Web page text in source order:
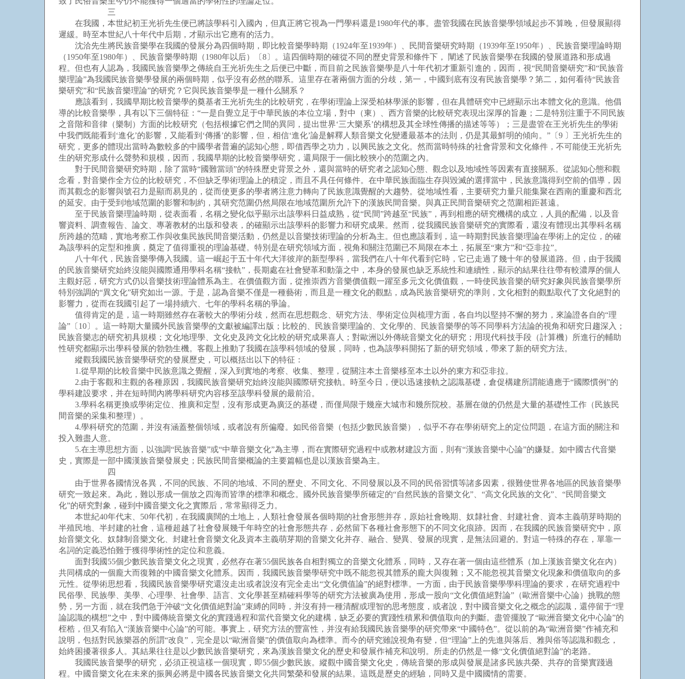
三
在我國，本世紀初王光祈先生便已將該學科引入國內，但真正將它視為一門學科還是1980年代的事。盡管我國在民族音樂學領域起步不算晚，但發展顯得
遲緩。時至本世紀八十年代中后期，才顯示出它應有的活力。
沈洽先生將民族音樂學在我國的發展分為四個時期，即比較音樂學時期（1924年至1939年）、民間音樂研究時期（1939年至1950年）、民族音樂理論時期
（1950年至1980年）、民族音樂學時期（1980年以后）〔8〕。這四個時期的確從不同的歷史背景和條件下， 闡述了民族音樂學在我國的發展道路和形成過
程。但也有人認為，我國民族音樂學之傳統自王光祈先生之后便已中斷，而目前之民族音樂學是八十年代初才重新引進的，因而，視“民間音樂研究”和“民族音
樂理論”為我國民族音樂學發展的兩個時期，似乎沒有必然的聯系。這里存在著兩個方面的分歧，第一，中國到底有沒有民族音樂學？第二，如何看待“民族音
樂研究”和“民族音樂理論”的研究？它與民族音樂學是一種什么關系？
應該看到，我國早期比較音樂學的奠基者王光祈先生的比較研究，在學術理論上深受柏林學派的影響，但在具體研究中已經顯示出本體文化的意識。他倡
導的比較音樂學，具有以下三個特征：“一是自覺立足于中華民族的本位立場，對中（東）、西方音樂的比較研究表現出深厚的旨趣；二是特別注重于不同民族
之音階和音律（樂制）方面的比較研究（包括根據它們之間的異同，提出世界‘三大樂系’的構想及其全球性傳播的描述等等）；三是盡管在王光祈先生的學術
中我們既能看到‘進化’的影響，又能看到‘傳播’的影響，但，相信‘進化’論是解釋人類音樂文化變遷最基本的法則，仍是其最鮮明的傾向。”〔9 〕王光祈先生的
研究，更多的體現出當時為數較多的中國學者普遍的認知心態，即借西學之功力，以興民族之文化。然而當時特殊的社會背景和文化條件，不可能使王光祈先
生的研究形成什么聲勢和規模，因而，我國早期的比較音樂學研究，還局限于一個比較狹小的范圍之內。
對于民間音樂研究時期，除了當時“國難當頭”的特殊歷史背景之外，還與當時的研究者之認知心態、觀念以及地域性等因素有直接關系。從認知心態和觀
念看，對音樂作全方位的比較研究，不但缺乏學術理論上的積淀，而且不具任何條件。在中華民族面臨生存與毀滅的選擇當中，民族意識得到空前的倡導，因
而其觀念的影響與號召力是顯而易見的，從而使更多的學者將注意力轉向了民族意識覺醒的大趨勢。從地域性看，主要研究力量只能集聚在西南的重慶和西北
的延安。由于受到地域范圍的影響和制約，其研究范圍仍然局限在地域范圍所允許下的漢族民間音樂。與真正民間音樂研究之范圍相距甚遠。
至于民族音樂理論時期，從表面看，名稱之變化似乎顯示出該學科日益成熟，從“民間”跨越至“民族”，再到相應的研究機構的成立，人員的配備，以及音
響資料、調查報告、論文、專著教材的出版和發表，的確顯示出該學科的影響力和研究成果。然而，從我國民族音樂研究的實際看，還沒有體現出其學科名稱
所跨越的范疇，實地考察工作與收集民族民間音樂活動，仍然是以音樂技術理論的分析為主。但也應該看到，這一時期對民族音樂理論在學術上的定位，的確
為該學科的定型和推廣，奠定了值得重視的理論基礎。特別是在研究領域方面，視角和關注范圍已不局限在本土，拓展至“東方”和“亞非拉”。
八十年代，民族音樂學傳入我國。這一崛起于五十年代大洋彼岸的新型學科，當我們在八十年代看到它時，它已走過了幾十年的發展道路。但，由于我國
的民族音樂研究始終沒能與國際通用學科名稱“接軌”，長期處在社會變革和動蕩之中，本身的發展也缺乏系統性和連續性，顯示的結果往往帶有較濃厚的個人
主觀好惡，研究方式仍以音樂技術理論體系為主。在價值觀方面，從推崇西方音樂價值觀一躍至多元文化價值觀，一時使民族音樂的研究好象與民族音樂學所
特別強調的“異文化”研究如出一源。于是，認為音樂不僅是一種藝術，而且是一種文化的觀點，成為民族音樂研究的準則，文化相對的觀點取代了文化絕對的
影響力，從而在我國引起了一場持續六、七年的學科名稱的爭論。
值得肯定的是，這一時期雖然存在著較大的學術分歧，然而在思想觀念、研究方法、學術定位與梳理方面，各自均以堅持不懈的努力，來論證各自的“理
論”〔10〕。這一時期大量國外民族音樂學的文獻被編譯出版；比較的、民族音樂理論的、文化學的、民族音樂學的等不同學科方法論的視角和研究日趨深入；
民族音樂志的研究初具規模；文化地理學、文化史及跨文化比較的研究成果喜人；對歐洲以外傳統音樂文化的研究；用現代科技手段（計算機）所進行的輔助
性研究都顯示出學科發展的勃勃生機。客觀上推動了我國在該學科領域的發展，同時，也為該學科開拓了新的研究領域，帶來了新的研究方法。
縱觀我國民族音樂學研究的發展歷史，可以概括出以下的特征：
1.從早期的比較音樂中民族意識之覺醒，深入到實地的考察、收集、整理，從關注本土音樂移至本土以外的東方和亞非拉。
2.由于客觀和主觀的各種原因，我國民族音樂研究始終沒能與國際研究接軌。時至今日，便以迅速接軌之認識基礎，倉促構建所謂能適應于“國際慣例”的
學科建設要求，并在短時間內將學科研究內容移至該學科發展的最前沿。
3.學科名稱更換或學術定位、推廣和定型，沒有形成更為廣泛的基礎，而僅局限于幾座大城市和幾所院校。基層在做的仍然是大量的基礎性工作（民族民
間音樂的采集和整理）。
4.學科研究的范圍，并沒有涵蓋整個領域，或者說有所偏廢。如民俗音樂（包括少數民族音樂），似乎不存在學術研究上的定位問題，在這方面的關注和
投入難盡人意。
5.在主導思想方面，以強調“民族音樂”或“中華音樂文化”為主導，而在實際研究過程中或教材建設方面，則有“漢族音樂中心論”的嫌疑。如中國古代音樂
史，實際是一部中國漢族音樂發展史；民族民間音樂概論的主要篇幅也是以漢族音樂為主。
四
由于世界各國情況各異，不同的民族、不同的地域、不同的歷史、不同文化、不同發展以及不同的民俗習慣等諸多因素，很難使世界各地區的民族音樂學
研究一致起來。為此，難以形成一個放之四海而皆準的標準和概念。國外民族音樂學所確定的“自然民族的音樂文化”、“高文化民族的文化”、“民間音樂文
化”的研究對象，碰到中國音樂文化之實際后，常常顯得乏力。
本世紀40年代末、50年代初，在我國廣闊的土地上，人類社會發展各個時期的社會形態并存，原始社會晚期、奴隸社會、封建社會、資本主義萌芽時期的
半殖民地、半封建的社會，這種超越了社會發展幾千年時空的社會形態共存，必然留下各種社會形態下的不同文化痕跡。因而，在我國的民族音樂研究中，原
始音樂文化、奴隸制音樂文化、封建社會音樂文化及資本主義萌芽期的音樂文化并存、融合、變異、發展的現實，是無法回避的。對這一特殊的存在，單靠一
名詞的定義恐怕難于獲得學術性的定位和意義。
面對我國55個少數民族音樂文化之現實，必然存在著55個民族各自相對獨立的音樂文化體系，同時，又存在著一個由這些體系（加上漢族音樂文化在內）
共同構成的一個龐大而復雜的中國音樂文化體系。因而，我國民族音樂學研究中既不能忽視其體系的龐大與復雜；又不能忽視其音樂文化現象和價值取向的多
元性。從學術思想看，我國民族音樂學研究還沒走出或者說沒有完全走出“文化價值論”的絕對標準。一方面，由于民族音樂學學科理論的要求，在研究過程中
民俗學、民族學、美學、心理學、社會學、語言、文化學甚至精確科學等的研究方法被廣為使用，形成一股向“文化價值絕對論”（歐洲音樂中心論）挑戰的態
勢，另一方面，就在我們急于沖破“文化價值絕對論”束縛的同時，并沒有持一種清醒或理智的思考態度，或者說，對中國音樂文化之概念的認識，還停留于“理
論認識的構想”之中，對中國傳統音樂文化的實踐過程和當代音樂文化的建構，缺乏必要的實踐性積累和價值取向的判斷。盡管擺脫了“歐洲音樂文化中心論”的
桎梏，但又有陷入“漢族音樂中心論”的可能。事實上，研究方法的豐富性，并沒有給我國民族音樂學的研究帶來“中國特色”。從以前的為“歐洲音樂”作補充和
說明，包括對民族樂器的所謂“改良”，完全是以“歐洲音樂”的價值取向為標準。而今的研究雖說視角有變，但“理論”上的先進與落后、雅與俗等認識和觀念，
始終困擾著很多人。其結果往往是以少數民族音樂研究，來為漢族音樂文化的歷史和發展作補充和說明。所走的仍然是一條“文化價值絕對論”的老路。
我國民族音樂學的研究，必須正視這樣一個現實，即55個少數民族。縱觀中國音樂文化史，傳統音樂的形成與發展是諸多民族共榮、共存的音樂實踐過
程。中國音樂文化在未來的振興必將是中國各民族音樂文化共同繁榮和發展的結果。這既是歷史的經驗，同時又是中國國情的需要。